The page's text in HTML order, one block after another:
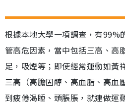
根據本地大學一項調查，有99%
管高危因素，當中包括三高、高
足，吸煙等；即使經常運動如黃
三高（高膽固醇、高血脂、高血
到疲倦渴睡、頭脹脹，就連做運